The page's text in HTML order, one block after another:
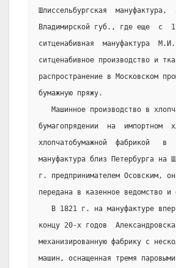
Шлиссельбургская
Владимирской губ., где еще  с
ситценабивная  мануфактура
ситценабивное производство и
распространение в Московском
бумажную пряжу.
Машинное производство в
бумагопрядении  на  импортном
хлопчатобумажной  фабрикой   в
мануфактура близ Петербурга на
г. предпринимателем Осовским,
передана в казенное ведомство и
В 1821 г. на мануфактуре
концу 20-х годов
механизированную фабрику с
машин, оснащенная тремя